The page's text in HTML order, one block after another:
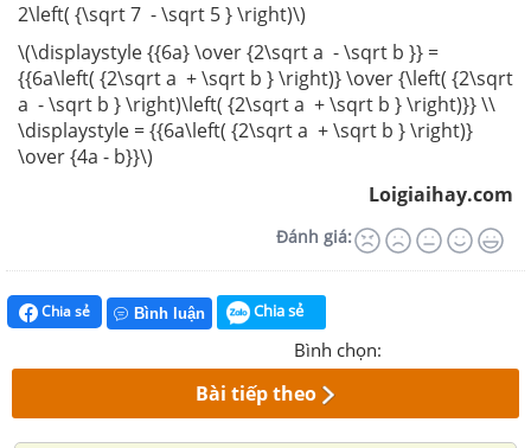
2\left( {\sqrt 7 - \sqrt 5 } \right)\)
\(\displaystyle {{6a} \over {2\sqrt a - \sqrt b }} =
{{6a\left( {2\sqrt a + \sqrt b } \right)} \over {\left( {2\sqrt
a - \sqrt b } \right)\left( {2\sqrt a + \sqrt b } \right)}} \\
\displaystyle = {{6a\left( {2\sqrt a + \sqrt b } \right)}
\over {4a - b}}\)
Loigiaihay.com
Đánh giá:
Chia sẻ Bình luận Chia sẻ
Bình chọn:
Bài tiếp theo